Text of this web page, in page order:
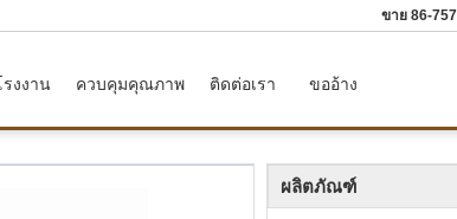
ขาย 86-
งงาน ควบคุมคุณภาพ ติดต่อเรา ขออ้าง
ผลิตภัณฑ์